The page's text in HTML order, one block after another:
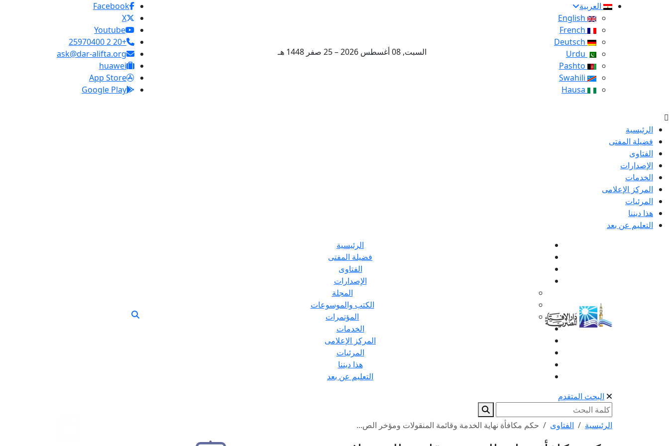
العربية
السبت, 08 أغسطس 2026 – 25 صفر 1448 هـ
Facebook
X
Youtube
+20 2 25970400
ask@dar-alifta.org
huawei
App Store
Google Play
الرئيسية
فضيلة المفتى
الفتاوى
الإصدارات
الخدمات
المركز الإعلامى
المرئيات
هذا ديننا
التعليم عن بعد
الرئيسية
فضيلة المفتى
الفتاوى
الإصدارات
المجلة
الكتب والموسوعات
المؤتمرات
الخدمات
المركز الإعلامى
المرئيات
هذا ديننا
التعليم عن بعد
البحث المتقدم
الرئيسية الفتاوى حكم مكافأة نهاية الخدمة وقائمة المنقولات ومؤخر الص...